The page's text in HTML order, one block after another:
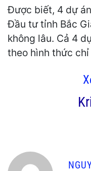
Được biết, 4 dự
Đầu tư tỉnh Bắc
không lâu. Cả 4
theo hình thức